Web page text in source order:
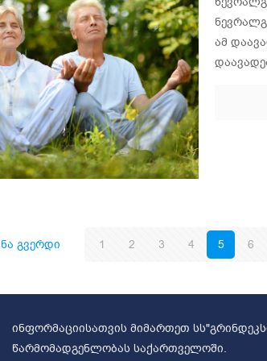
ამ
გვერდი 1 2 3 4 5 6
ინფორმაციისათვის მიმართეთ
წარმომადგენლობას საქართველოში.